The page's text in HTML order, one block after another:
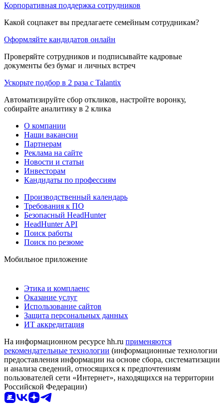
Корпоративная поддержка сотрудников
Какой соцпакет вы предлагаете семейным сотрудникам?
Оформляйте кандидатов онлайн
Проверяйте сотрудников и подписывайте кадровые
документы без бумаг и личных встреч
Ускорьте подбор в 2 раза с Talantix
Автоматизируйте сбор откликов, настройте воронку,
собирайте аналитику в 2 клика
О компании
Наши вакансии
Партнерам
Реклама на сайте
Новости и статьи
Инвесторам
Кандидаты по профессиям
Производственный календарь
Требования к ПО
Безопасный HeadHunter
HeadHunter API
Поиск работы
Поиск по резюме
Мобильное приложение
Этика и комплаенс
Оказание услуг
Использование сайтов
Защита персональных данных
ИТ аккредитация
На информационном ресурсе hh.ru применяются
рекомендательные технологии (информационные технологии
предоставления информации на основе сбора, систематизации
и анализа сведений, относящихся к предпочтениям
пользователей сети «Интернет», находящихся на территории
Российской Федерации)